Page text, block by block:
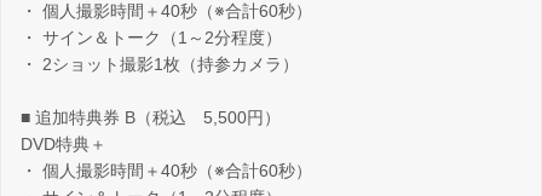
・ 個人撮影時間＋40秒（※合計60秒）
・ サイン＆トーク（1～2分程度）
・ 2ショット撮影1枚（持参カメラ）
■ 追加特典券 B（税込 5,500円）
DVD特典＋
・ 個人撮影時間＋40秒（※合計60秒）